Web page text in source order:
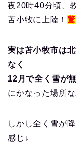
夜20時40分頃、
苫小牧に上陸！
実は苫小牧市は
なく
12月で全く雪が
にかなった場所な
しかし全く雪が
感じ↓